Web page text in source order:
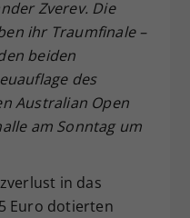
Zverev. Die
ihr Traumfinale –
beiden
des
Australian Open
am Sonntag um
in das
Euro dotierten